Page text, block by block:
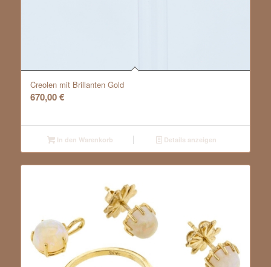
Creolen mit Brillanten Gold
670,00€
In den Warenkorb Details anzeigen